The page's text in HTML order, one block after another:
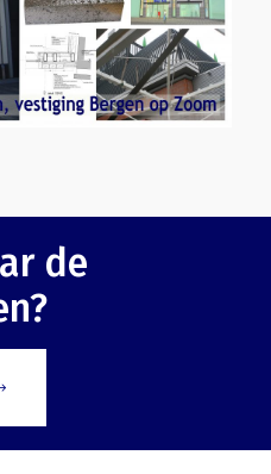
de